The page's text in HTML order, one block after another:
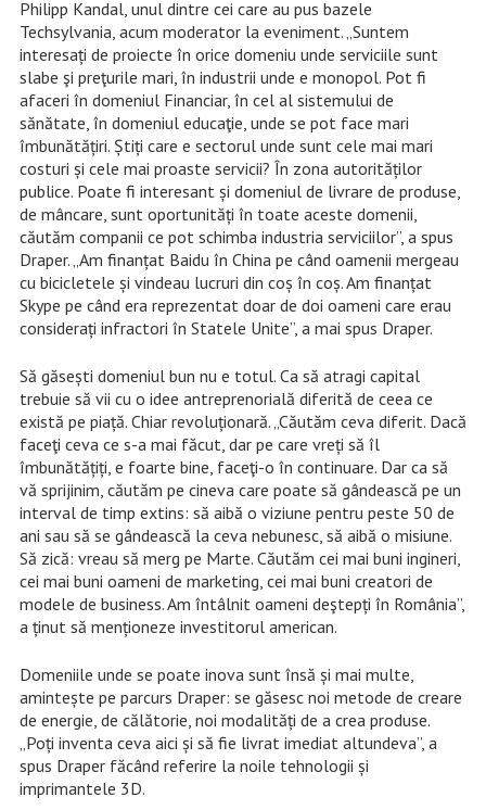
Philipp Kandal, unul dintre cei care au pus bazele
Techsylvania, acum moderator la eveniment. „Suntem
interesați de proiecte în orice domeniu unde serviciile sunt
slabe şi preţurile mari, în industrii unde e monopol. Pot fi
afaceri în domeniul Financiar, în cel al sistemului de
sănătate, în domeniul educaţie, unde se pot face mari
îmbunătățiri. Știți care e sectorul unde sunt cele mai mari
costuri și cele mai proaste servicii? În zona autorităților
publice. Poate fi interesant și domeniul de livrare de produse,
de mâncare, sunt oportunități în toate aceste domenii,
căutăm companii ce pot schimba industria serviciilor”, a spus
Draper. „Am finanțat Baidu în China pe când oamenii mergeau
cu bicicletele și vindeau lucruri din coș în coș. Am finanțat
Skype pe când era reprezentat doar de doi oameni care erau
considerați infractori în Statele Unite”, a mai spus Draper.
Să găsești domeniul bun nu e totul. Ca să atragi capital
trebuie să vii cu o idee antreprenorială diferită de ceea ce
există pe piață. Chiar revoluționară. „Căutăm ceva diferit. Dacă
faceţi ceva ce s-a mai făcut, dar pe care vreți să îl
îmbunătățiți, e foarte bine, faceţi-o în continuare. Dar ca să
vă sprijinim, căutăm pe cineva care poate să gândească pe un
interval de timp extins: să aibă o viziune pentru peste 50 de
ani sau să se gândească la ceva nebunesc, să aibă o misiune.
Să zică: vreau să merg pe Marte. Căutăm cei mai buni ingineri,
cei mai buni oameni de marketing, cei mai buni creatori de
modele de business. Am întâlnit oameni deştepți în România”,
a ținut să menționeze investitorul american.
Domeniile unde se poate inova sunt însă și mai multe,
amintește pe parcurs Draper: se găsesc noi metode de creare
de energie, de călătorie, noi modalități de a crea produse.
„Poţi inventa ceva aici şi să fie livrat imediat altundeva”, a
spus Draper făcând referire la noile tehnologii și
imprimantele 3D.